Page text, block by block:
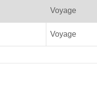
Voyage
Voyage